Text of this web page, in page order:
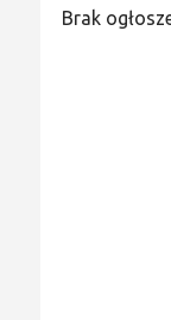
Brak